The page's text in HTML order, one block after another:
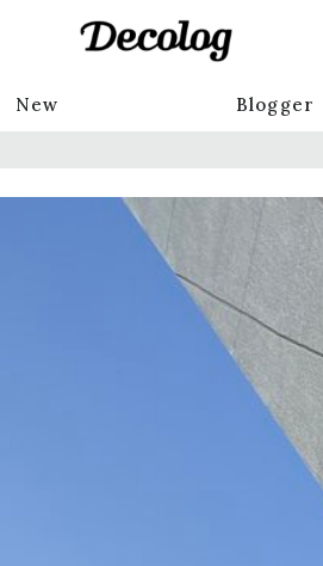
New Blogger